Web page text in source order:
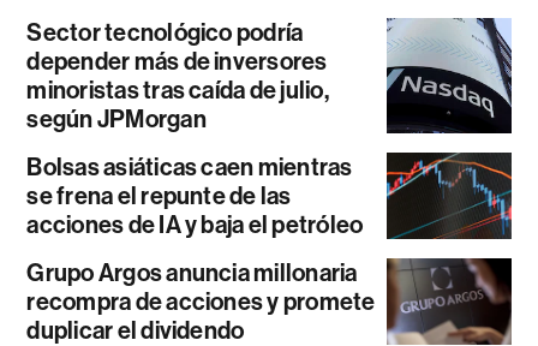
Sector tecnológico podría
depender más de inversores
minoristas tras caída de julio,
según JPMorgan
Bolsas asiáticas caen mientras
se frena el repunte de las
acciones de IA y baja el petróleo
Grupo Argos anuncia millonaria
recompra de acciones y promete
duplicar el dividendo